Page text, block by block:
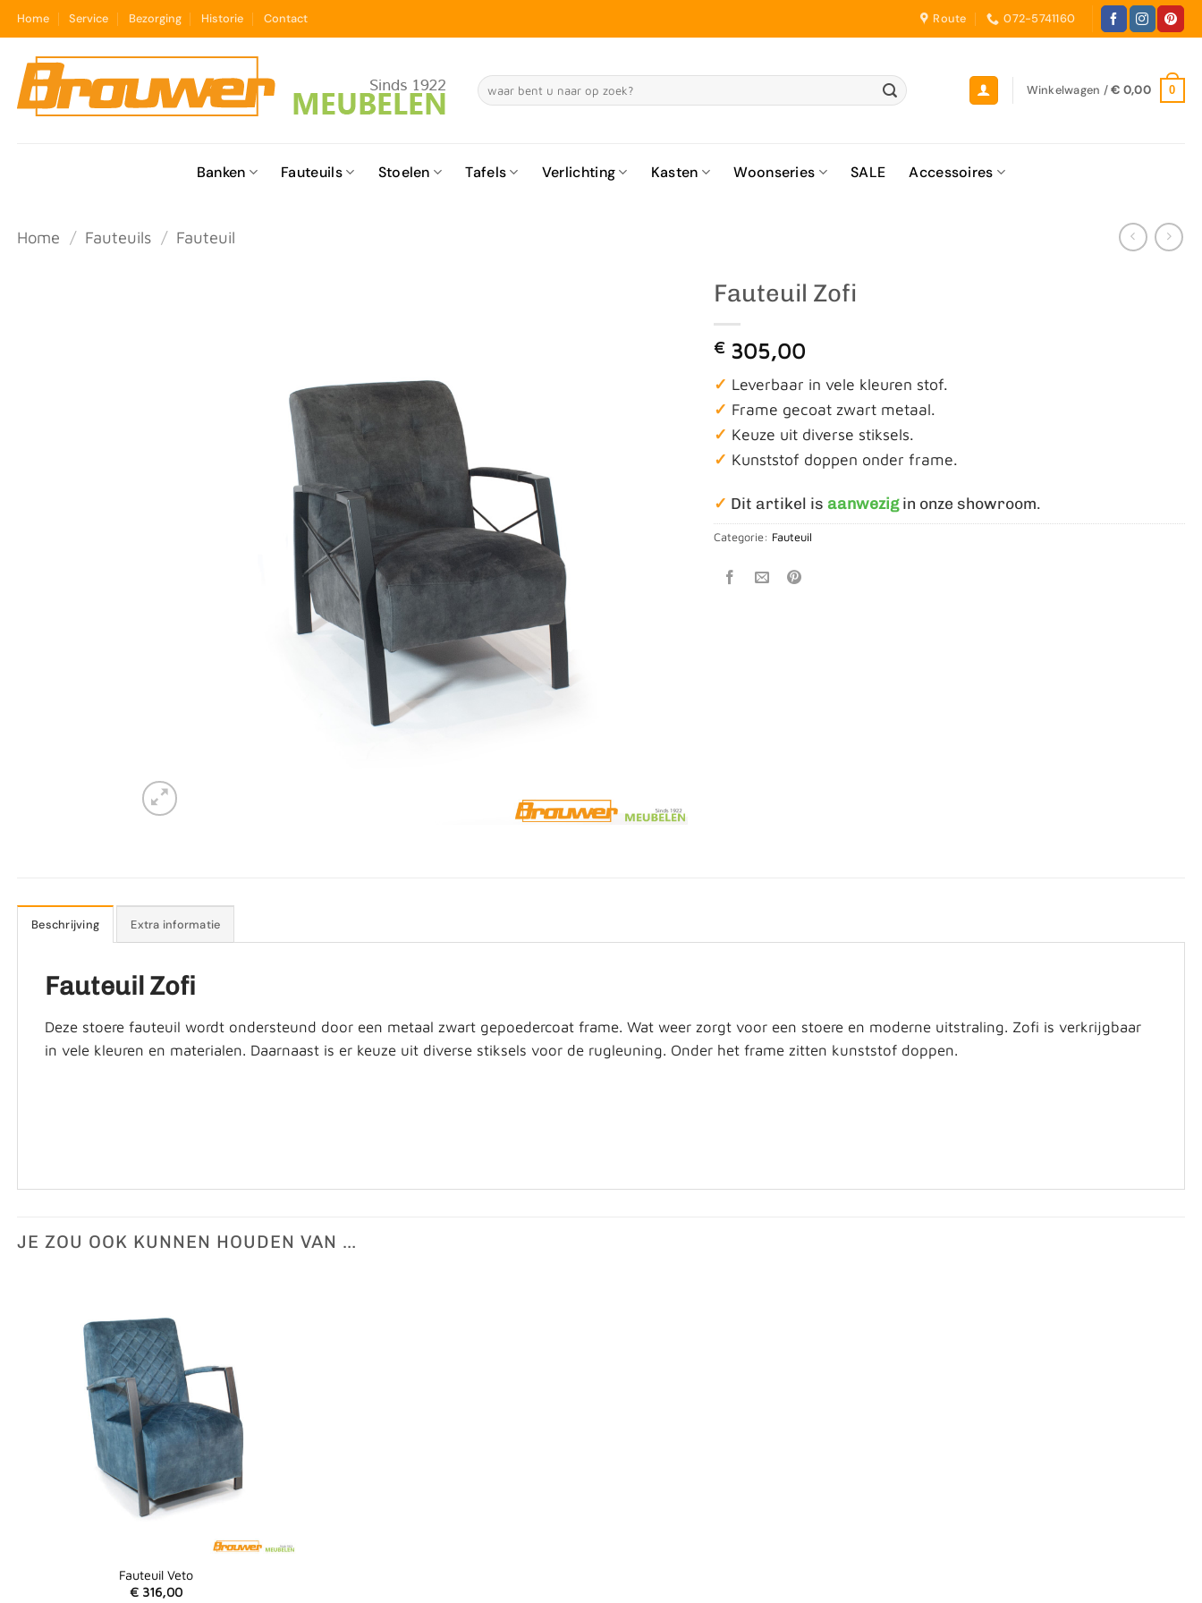
inhoud
Home Service Bezorging Historie Contact Route 072-5741160
Zoeken
naar:
Winkelwagen /€ 0,00 0
Banken Fauteuils Stoelen Tafels Verlichting Kasten Woonseries SALE Accessoires
Home / Fauteuils / Fauteuil
Fauteuil Zofi
€ 305,00
✓ Leverbaar in vele kleuren stof.
✓ Frame gecoat zwart metaal.
✓ Keuze uit diverse stiksels.
✓ Kunststof doppen onder frame.
✓ Dit artikel isaanwezigin onze showroom.
Categorie: Fauteuil
Beschrijving Extra informatie
Fauteuil Zofi
Deze stoere fauteuil wordt ondersteund door een metaal zwart gepoedercoat frame. Wat weer zorgt voor een stoere en moderne uitstraling. Zofi is verkrijgbaar
in vele kleuren en materialen. Daarnaast is er keuze uit diverse stiksels voor de rugleuning. Onder het frame zitten kunststof doppen.
JE ZOU OOK KUNNEN HOUDEN VAN …
Fauteuil Veto
€ 316,00